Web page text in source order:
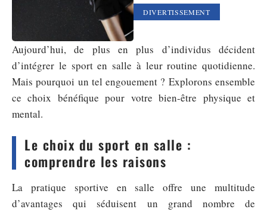
DIVERTISSEMENT
Aujourd’hui, de plus en plus d’individus décident
d’intégrer le sport en salle à leur routine quotidienne.
Mais pourquoi un tel engouement ? Explorons ensemble
ce choix bénéfique pour votre bien-être physique et
mental.
Le choix du sport en salle :
comprendre les raisons
La pratique sportive en salle offre une multitude
d’avantages qui séduisent un grand nombre de